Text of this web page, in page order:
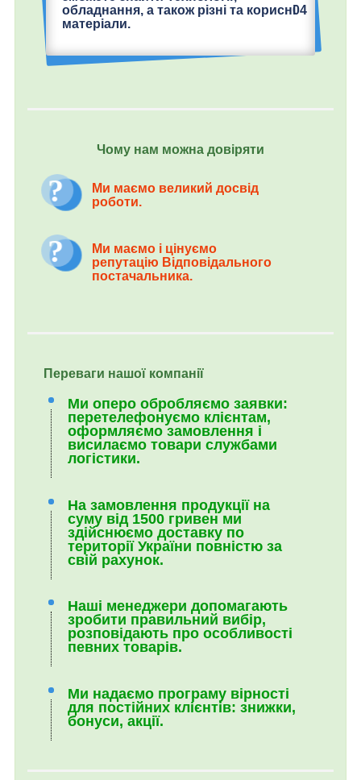
04
обладнання, а також різні та корисні
матеріали.
Чому нам можна довіряти
Ми маємо великий досвід
роботи.
Ми маємо і цінуємо
репутацію Відповідального
постачальника.
Переваги нашої компанії
Ми оперо обробляємо заявки:
перетелефонуємо клієнтам,
оформляємо замовлення і
висилаємо товари службами
логістики.
На замовлення продукції на
суму від 1500 гривен ми
здійснюємо доставку по
території України повністю за
свій рахунок.
Наші менеджери допомагають
зробити правильний вибір,
розповідають про особливості
певних товарів.
Ми надаємо програму вірності
для постійних клієнтів: знижки,
бонуси, акції.